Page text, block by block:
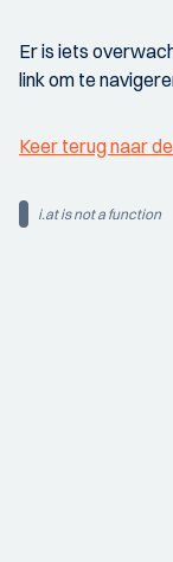
Er is iets
link om te
Keer terug naar
i.at is not a function